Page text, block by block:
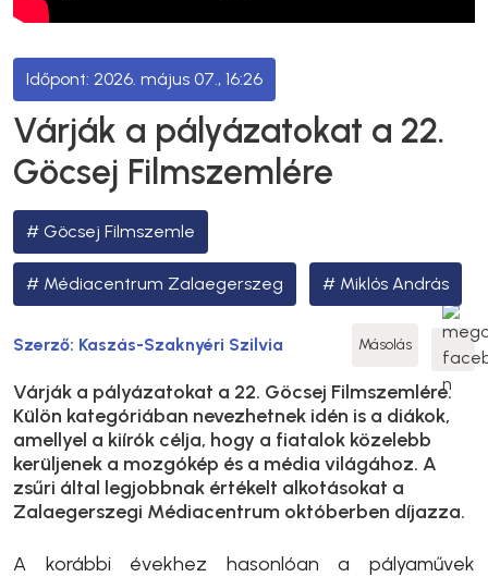
2026. május 07., 16:26
Várják a pályázatokat a 22.
Göcsej Filmszemlére
Göcsej Filmszemle
Médiacentrum Zalaegerszeg Miklós András
Szerző: Kaszás-Szaknyéri Szilvia Másolás
Várják a pályázatokat a 22. Göcsej Filmszemlére.
Külön kategóriában nevezhetnek idén is a diákok,
amellyel a kiírók célja, hogy a fiatalok közelebb
kerüljenek a mozgókép és a média világához. A
zsűri által legjobbnak értékelt alkotásokat a
Zalaegerszegi Médiacentrum októberben díjazza.
A korábbi évekhez hasonlóan a pályaművek